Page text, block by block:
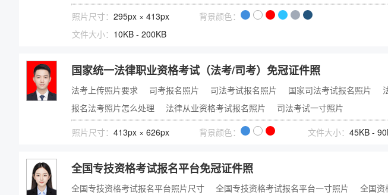
照片尺寸： 295px × 413px
背景颜色：
文件大小： 10KB - 200KB
国家统一法律职业资格考试（法考/司考）免冠证件照
法考上传照片要求 司考报名照片 司法考试报名照片 国家司法考试报名照片
报名法考照片怎么处理
法律从业资格考试报名照片 司法考试一寸照片
照片尺寸： 413px × 626px 背景颜色： 文件大小： 45KB -
全国专技资格考试报名平台免冠证件照
全国专技资格考试报名平台照片尺寸 全国专技资格考试报名平台一寸照片
全国资